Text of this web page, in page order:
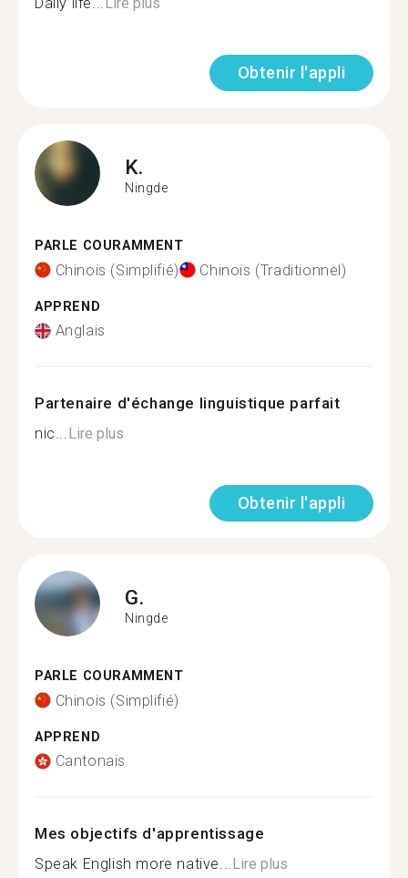
Obtenir l'appli
K.
Ningde
PARLE COURAMMENT
Chinois (Simplifié) Chinois (Traditionnel)
APPREND
Anglais
Partenaire d'échange linguistique parfait
nic...Lire plus
Obtenir l'appli
G.
Ningde
PARLE COURAMMENT
Chinois (Simplifié)
APPREND
Cantonais
Mes objectifs d'apprentissage
Speak English more native...Lire plus